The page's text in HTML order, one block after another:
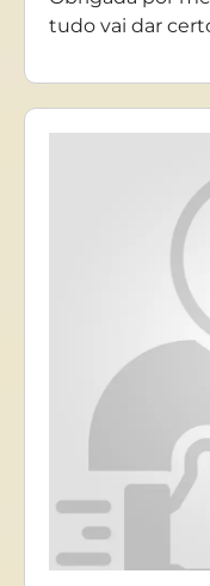
tudo vai dar